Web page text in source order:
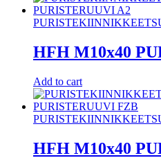
PURISTEKIINNIKKEET
HFH M10x40
Add to cart
PURISTEKIINNIKKEET
HFH M10x40